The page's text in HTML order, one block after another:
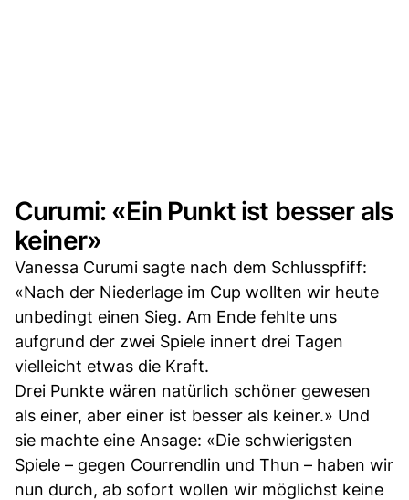
Curumi: «Ein Punkt ist besser als
keiner»
Vanessa Curumi sagte nach dem Schlusspfiff:
«Nach der Niederlage im Cup wollten wir heute
unbedingt einen Sieg. Am Ende fehlte uns
aufgrund der zwei Spiele innert drei Tagen
vielleicht etwas die Kraft.
Drei Punkte wären natürlich schöner gewesen
als einer, aber einer ist besser als keiner.» Und
sie machte eine Ansage: «Die schwierigsten
Spiele – gegen Courrendlin und Thun – haben wir
nun durch, ab sofort wollen wir möglichst keine